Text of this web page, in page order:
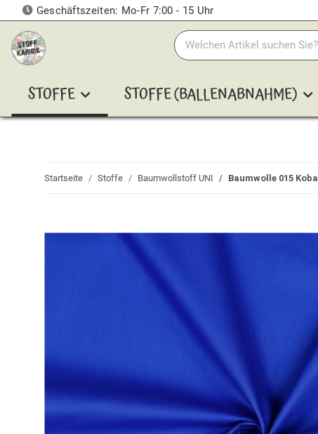
Geschäftszeiten: Mo-Fr 7:00 - 15 Uhr
STOFFE STOFFE (BALLENABNAHME)
Startseite Stoffe Baumwollstoff UNI Baumwolle 015